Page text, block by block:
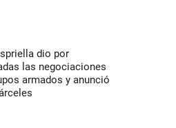
dio por
las negociaciones
armados y anunció